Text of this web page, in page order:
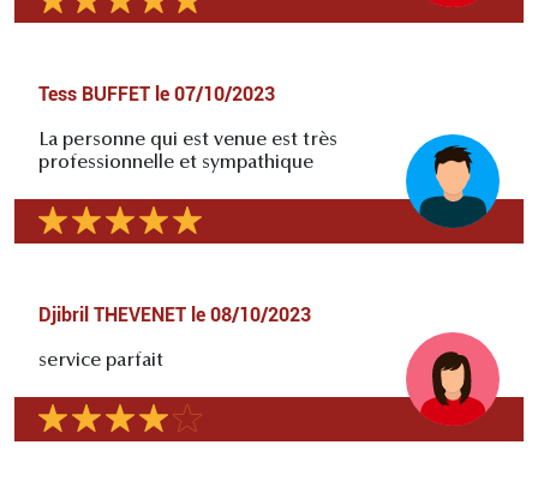
Tess BUFFET le 07/10/2023
La personne qui est venue est très
professionnelle et sympathique
Djibril THEVENET le 08/10/2023
service parfait